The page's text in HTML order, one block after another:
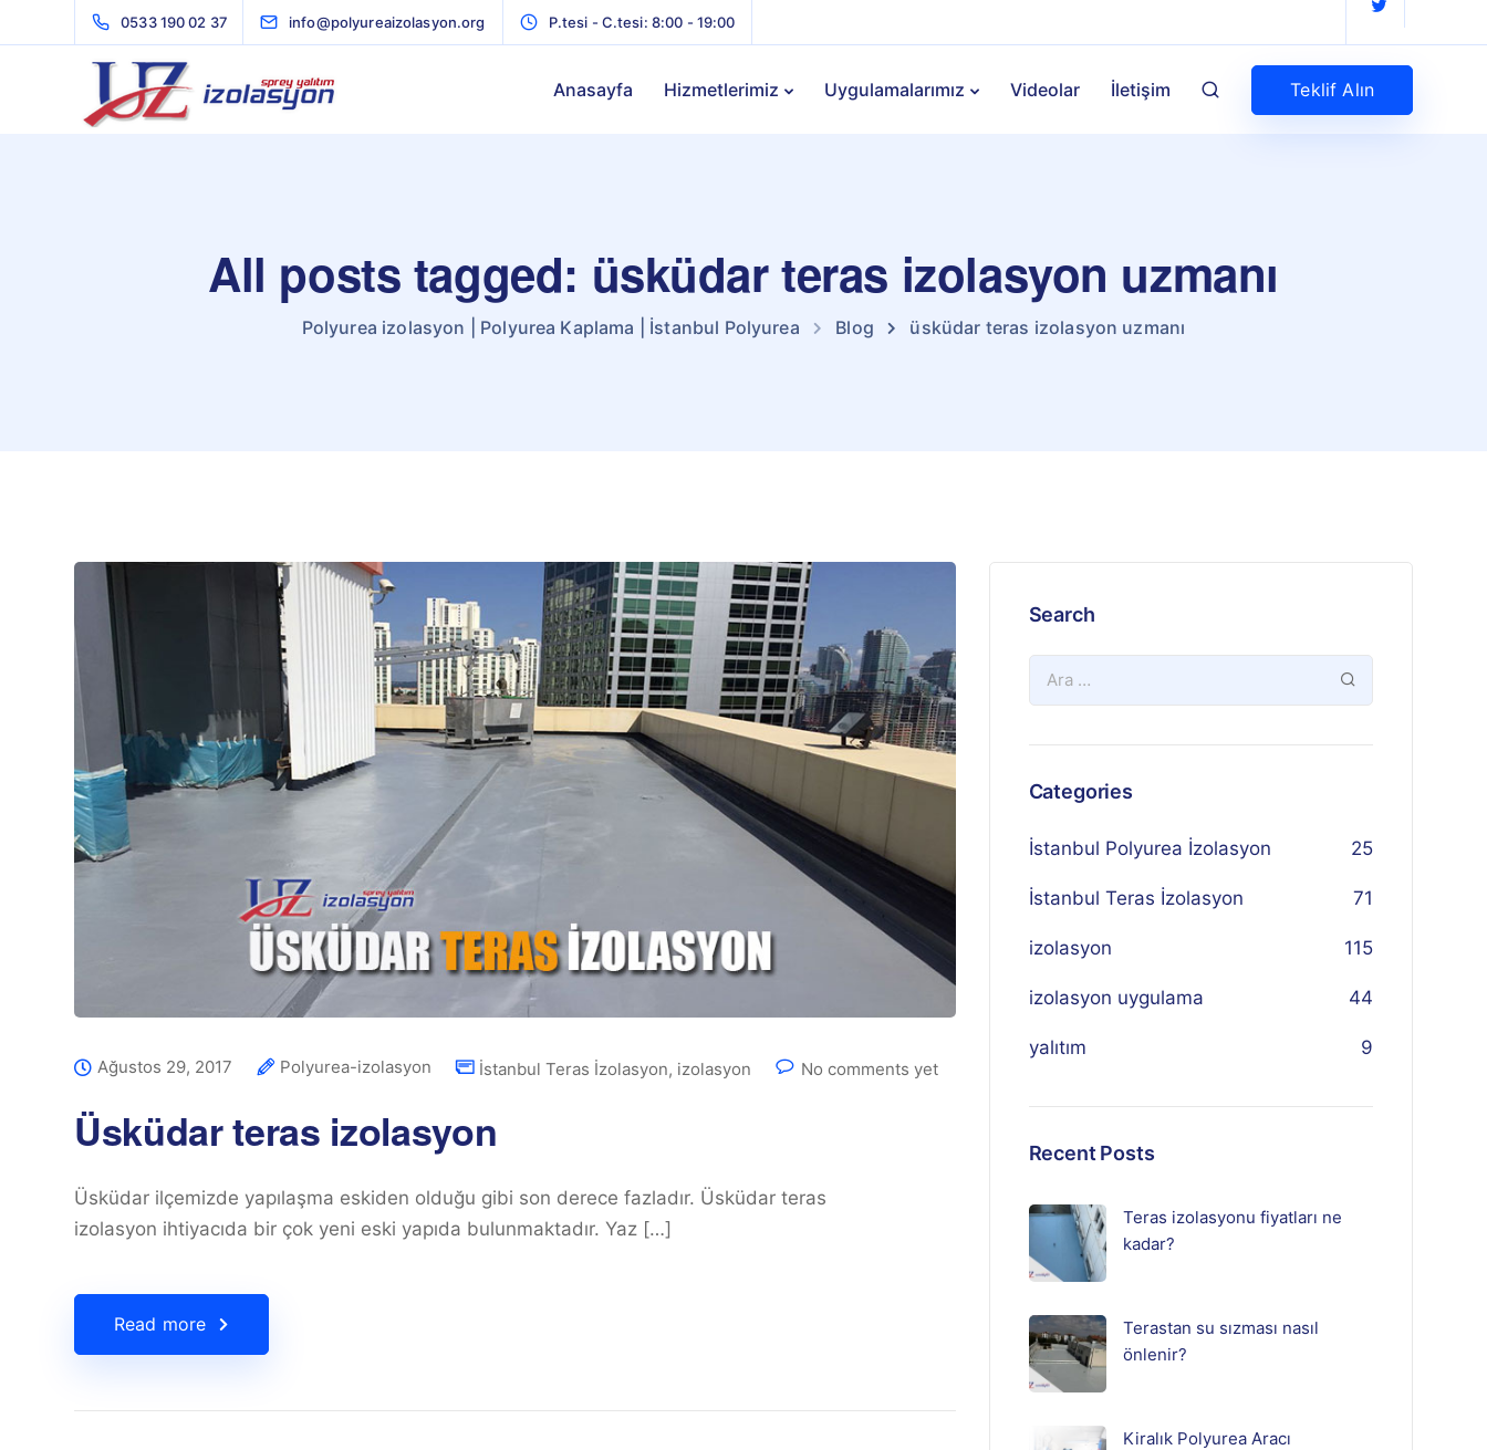
0533 190 02 37 info@polyureaizolasyon.org P.tesi - C.tesi: 8:00 - 19:00
Anasayfa Hizmetlerimiz Uygulamalarımız Videolar İletişim Teklif Alın
All posts tagged: üsküdar teras izolasyon uzmanı
Polyurea izolasyon | Polyurea Kaplama | İstanbul Polyurea Blog üsküdar teras izolasyon uzmanı
Ağustos 29, 2017 Polyurea-izolasyon İstanbul Teras İzolasyon, izolasyon No comments yet
Üsküdar teras izolasyon
Üsküdar ilçemizde yapılaşma eskiden olduğu gibi son derece fazladır. Üsküdar teras
izolasyon ihtiyacıda bir çok yeni eski yapıda bulunmaktadır. Yaz […]
Read more
Search
Categories
İstanbul Polyurea İzolasyon 25
İstanbul Teras İzolasyon 71
izolasyon 115
izolasyon uygulama 44
yalıtım 9
Recent Posts
Teras izolasyonu fiyatları ne
kadar?
Terastan su sızması nasıl
önlenir?
Kiralık Polyurea Aracı